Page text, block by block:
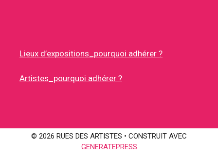
Lieux d’expositions_pourquoi adhérer ?
Artistes_pourquoi adhérer ?
© 2026 RUES DES ARTISTES • CONSTRUIT AVEC
GENERATEPRESS